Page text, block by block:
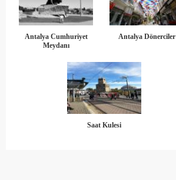
Antalya Cumhuriyet
Meydanı
Antalya Dönerciler
Saat Kulesi